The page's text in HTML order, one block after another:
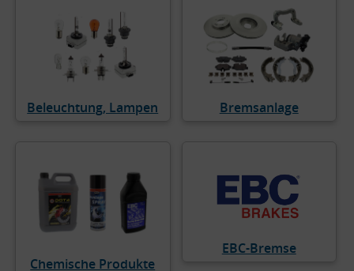
Beleuchtung, Lampen Bremsanlage
Chemische Produkte
EBC-Bremse